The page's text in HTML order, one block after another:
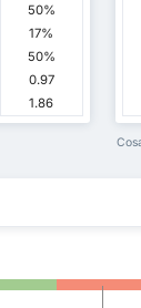
50%
17%
50%
0.97
1.86